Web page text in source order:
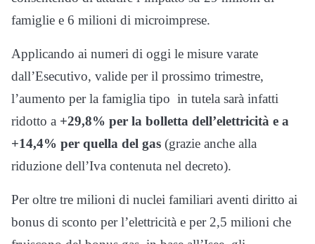
famiglie e 6 milioni di microimprese.
Applicando ai numeri di oggi le misure varate
dall’Esecutivo, valide per il prossimo trimestre,
l’aumento per la famiglia tipo in tutela sarà infatti
ridotto a +29,8% per la bolletta dell’elettricità e a
+14,4% per quella del gas (grazie anche alla
riduzione dell’Iva contenuta nel decreto).
Per oltre tre milioni di nuclei familiari aventi diritto ai
bonus di sconto per l’elettricità e per 2,5 milioni che